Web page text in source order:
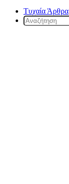
Τυχαία Άρθρα